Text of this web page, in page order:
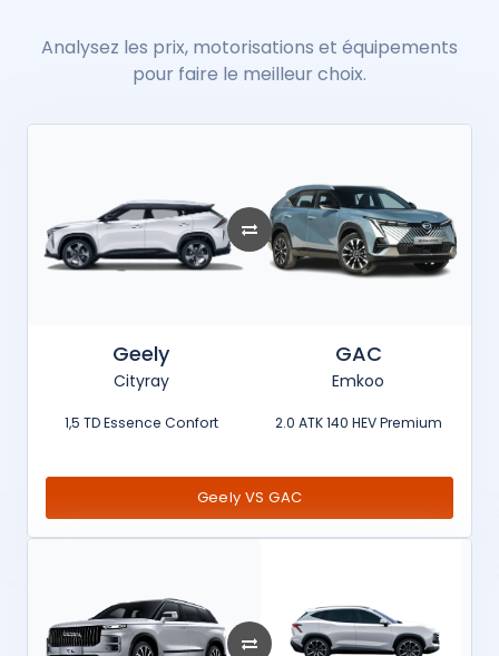
Analysez les prix, motorisations et équipements
pour faire le meilleur choix.
Geely
Cityray
1,5 TD Essence Confort
GAC
Emkoo
2.0 ATK 140 HEV Premium
Geely VS GAC